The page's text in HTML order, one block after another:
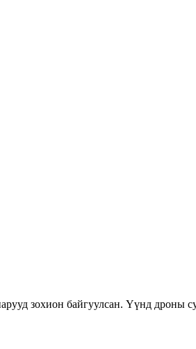
зохион байгуулсан. Үүнд дроны